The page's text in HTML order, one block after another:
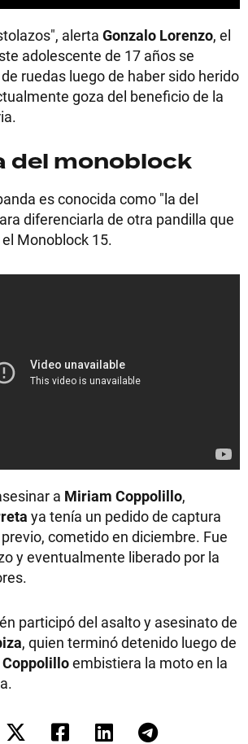
alerta Gonzalo Lorenzo, el
adolescente de 17 años se
ruedas luego de haber sido herido
goza del beneficio de la
del monoblock
es conocida como "la del
diferenciarla de otra pandilla que
Monoblock 15.
a Miriam Coppolillo,
ya tenía un pedido de captura
cometido en diciembre. Fue
y eventualmente liberado por la
participó del asalto y asesinato de
, quien terminó detenido luego de
Coppolilloembistiera la moto en la